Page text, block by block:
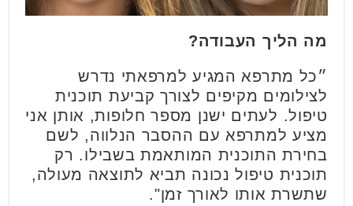
מה הליך העבודה?
״כל מתרפא המגיע למרפאתי נדרש
לצילומים מקיפים לצורך קביעת תוכנית
טיפול. לעתים ישנן מספר חלופות, אותן אני
מציע למתרפא עם ההסבר הנלווה, לשם
בחירת התוכנית המותאמת בשבילו. רק
תוכנית טיפול נכונה תביא לתוצאה מעולה,
שתשרת אותו לאורך זמן".